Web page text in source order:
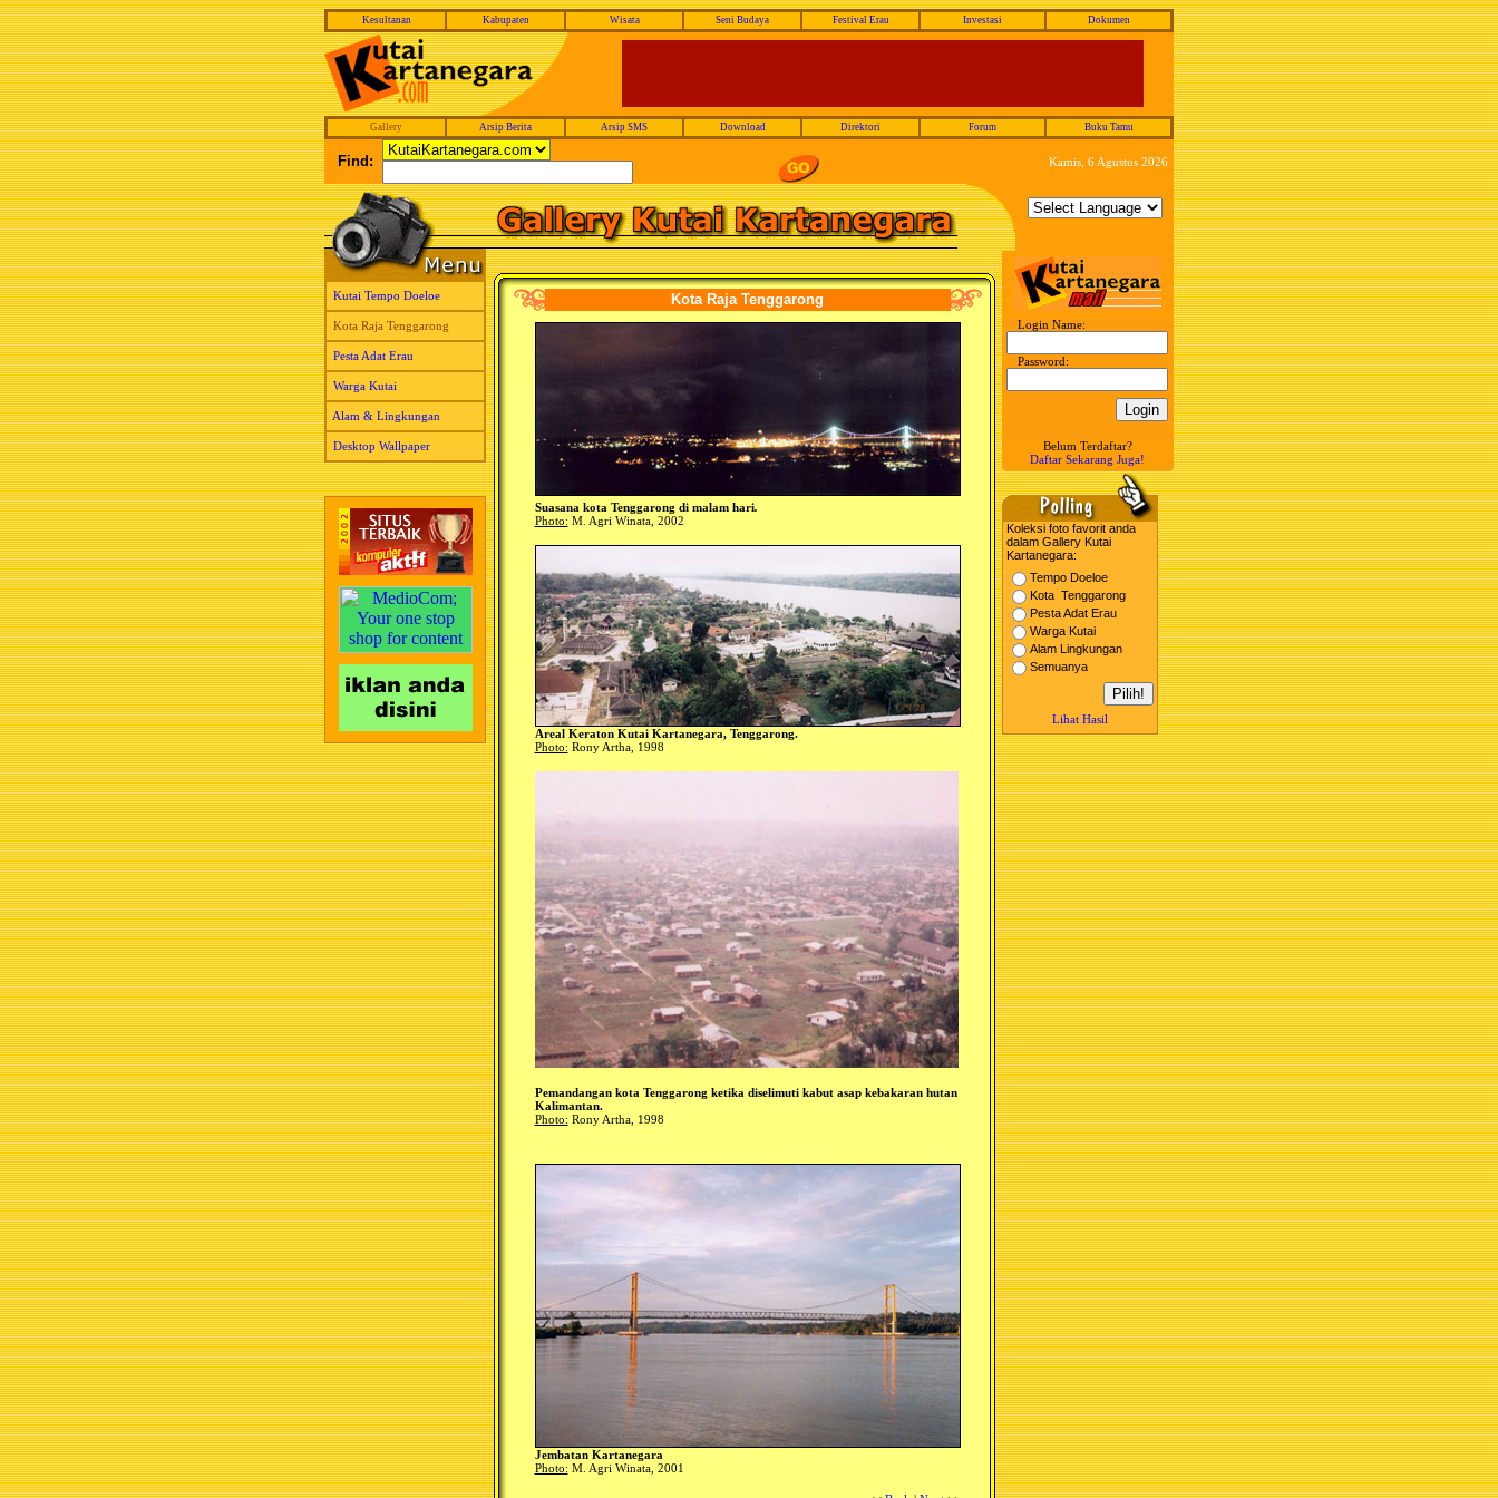
Kesultanan Kabupaten Wisata Seni Budaya Festival Erau Investasi Dokumen
Gallery Arsip Berita Arsip SMS Download Direktori Forum Buku Tamu
Find: Kamis, 6 Agustus 2026
Kutai Tempo Doeloe
Kota Raja Tenggarong
Pesta Adat Erau
Warga Kutai
Alam & Lingkungan
Desktop Wallpaper
Kota Raja Tenggarong
Suasana kota Tenggarong di malam hari.
Photo: M. Agri Winata, 2002
Areal Keraton Kutai Kartanegara, Tenggarong.
Photo: Rony Artha, 1998
Pemandangan kota Tenggarong ketika diselimuti kabut asap kebakaran hutan
Kalimantan.
Photo: Rony Artha, 1998
Jembatan Kartanegara
Photo: M. Agri Winata, 2001
Login Name:
Password:
Belum Terdaftar?
Daftar Sekarang Juga!
Koleksi foto favorit anda
dalam Gallery Kutai
Kartanegara:
Tempo Doeloe
Kota Tenggarong
Pesta Adat Erau
Warga Kutai
Alam Lingkungan
Semuanya
Lihat Hasil